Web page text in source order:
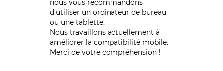
nous vous recommandons
d'utiliser un ordinateur de bureau
ou une tablette.
Nous travaillons actuellement à
améliorer la compatibilité mobile.
Merci de votre compréhension !